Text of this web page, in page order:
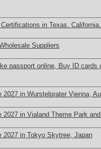
in Texas.
Suppliers
passport online, Buy ID cards
2027 in Wurstelprater Vienna,
2027 in Vialand Theme Park
2027 in Tokyo Skytree, Japan